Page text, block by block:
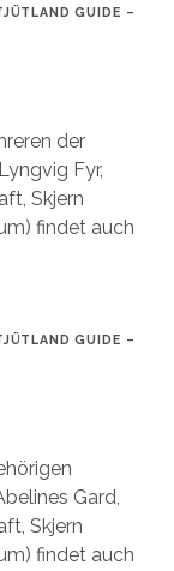
GUIDE –
der
Fyr,
Skjern
findet auch
GUIDE –
Gard,
Skjern
findet auch